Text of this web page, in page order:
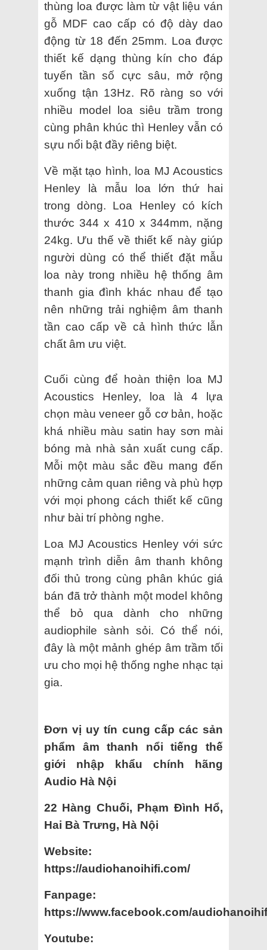
thùng loa được làm từ vật liệu ván
gỗ MDF cao cấp có độ dày dao
động từ 18 đến 25mm. Loa được
thiết kế dạng thùng kín cho đáp
tuyến tần số cực sâu, mở rộng
xuống tận 13Hz. Rõ ràng so với
nhiều model loa siêu trầm trong
cùng phân khúc thì Henley vẫn có
sựu nổi bật đầy riêng biệt.
Về mặt tạo hình, loa MJ Acoustics
Henley là mẫu loa lớn thứ hai
trong dòng. Loa Henley có kích
thước 344 x 410 x 344mm, nặng
24kg. Ưu thế về thiết kế này giúp
người dùng có thể thiết đặt mẫu
loa này trong nhiều hệ thống âm
thanh gia đình khác nhau để tạo
nên những trải nghiệm âm thanh
tần cao cấp về cả hình thức lẫn
chất âm ưu việt.
Cuối cùng để hoàn thiện loa MJ
Acoustics Henley, loa là 4 lựa
chọn màu veneer gỗ cơ bản, hoặc
khá nhiều màu satin hay sơn mài
bóng mà nhà sản xuất cung cấp.
Mỗi một màu sắc đều mang đến
những cảm quan riêng và phù hợp
với mọi phong cách thiết kế cũng
như bài trí phòng nghe.
Loa MJ Acoustics Henley với sức
mạnh trình diễn âm thanh không
đối thủ trong cùng phân khúc giá
bán đã trở thành một model không
thể bỏ qua dành cho những
audiophile sành sỏi. Có thể nói,
đây là một mảnh ghép âm trầm tối
ưu cho mọi hệ thống nghe nhạc tại
gia.
Đơn vị uy tín cung cấp các sản
phẩm âm thanh nổi tiếng thế
giới nhập khẩu chính hãng
Audio Hà Nội
22 Hàng Chuối, Phạm Đình Hổ,
Hai Bà Trưng, Hà Nội
Website:
https://audiohanoihifi.com/
Fanpage:
https://www.facebook.com/
Youtube: